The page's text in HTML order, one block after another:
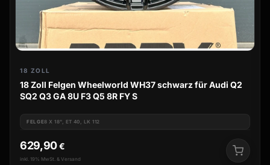
18 ZOLL
18 Zoll Felgen Wheelworld WH37 schwarz für Audi Q2
SQ2 Q3 GA 8U F3 Q5 8R FY S
FELGE8 X 18", ET 40, LK 112
629,90€
inkl. 19% MwSt. & Versand